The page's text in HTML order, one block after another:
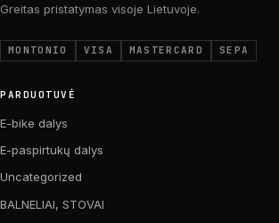
Greitas pristatymas visoje Lietuvoje.
MONTONIO VISA MASTERCARD SEPA
PARDUOTUVĖ
E-bike dalys
E-paspirtukų dalys
Uncategorized
BALNELIAI, STOVAI